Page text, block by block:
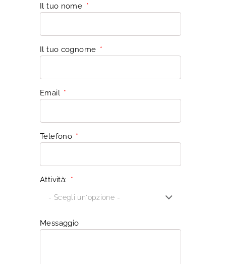
Il tuo nome
Il tuo cognome
Email
Telefono
Attività:
Messaggio